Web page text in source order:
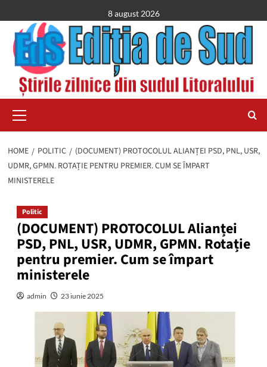
to
content
8 august 2026
Menu
HOME POLITIC
(DOCUMENT) PROTOCOLUL ALIANȚEI PSD, PNL, USR,
UDMR, GPMN. ROTAȚIE PENTRU PREMIER. CUM SE ÎMPART
MINISTERELE
Politic
(DOCUMENT) PROTOCOLUL Alianței
PSD, PNL, USR, UDMR, GPMN. Rotație
pentru premier. Cum se împart
ministerele
admin 23 iunie 2025